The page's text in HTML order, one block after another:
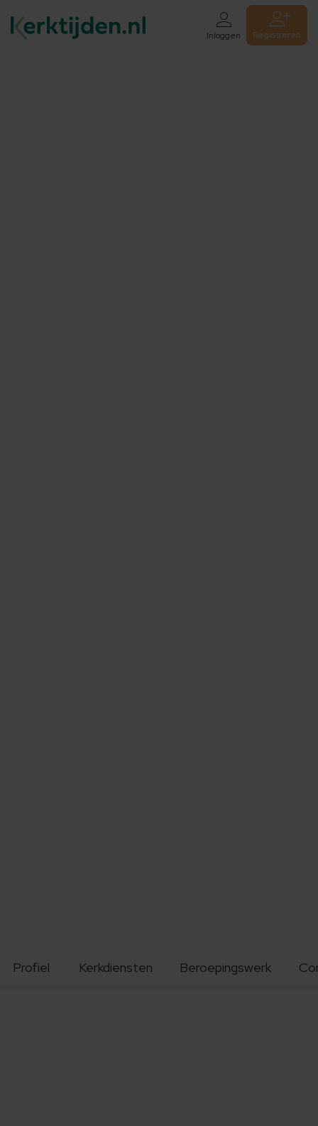
Inloggen Registreren
Profiel Kerkdiensten Beroepingswerk